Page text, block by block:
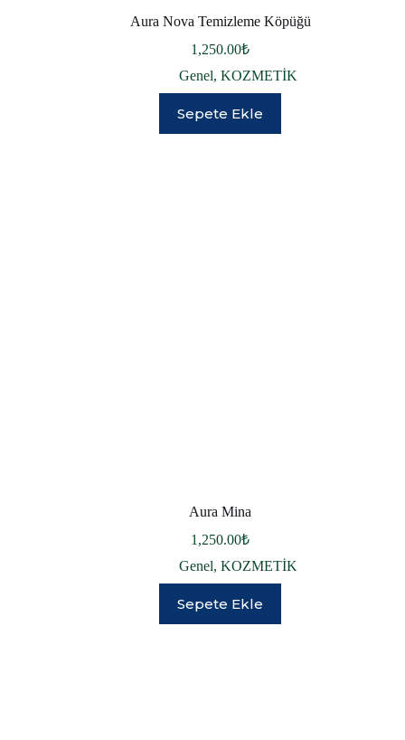
Aura Nova Temizleme Köpüğü
1,250.00₺
Genel,KOZMETİK
Sepete Ekle
Aura Mina
1,250.00₺
Genel,KOZMETİK
Sepete Ekle